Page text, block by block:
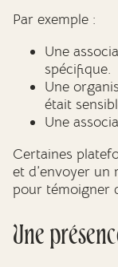
Par exemple :
Une
spécifique.
Une
était
Une
Certaines
et d’envoyer un
pour témoigner
Une